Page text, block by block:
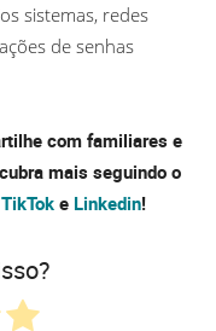
sistemas, redes
de senhas
com familiares e
mais seguindo o
TikTok e Linkedin!